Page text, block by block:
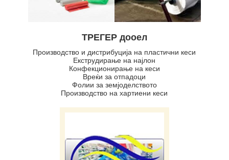
ТРЕГЕР дооел
Производство и дистрибуција на пластични кеси
Екструдирање на најлон
Конфекционирање на кеси
Вреќи за отпадоци
Фолии за земјоделството
Производство на хартиени кеси